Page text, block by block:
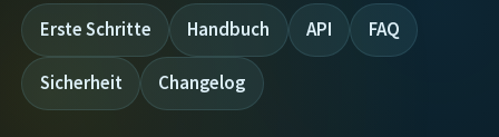
Erste Schritte Handbuch API FAQ
Sicherheit Changelog